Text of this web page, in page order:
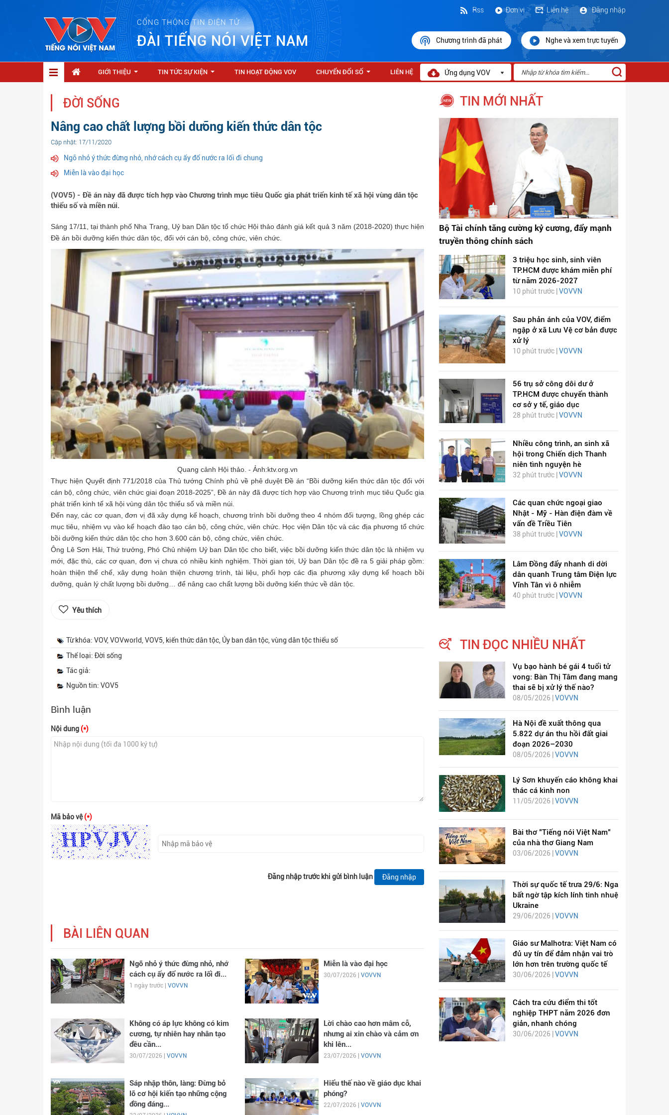
CỔNG THÔNG TIN ĐIỆN TỬ
ĐÀI TIẾNG NÓI VIỆT NAM
Đăng nhập
Liên hệ
Đơn vị
Rss
Chương trình đã phát Nghe và xem trực tuyến
GIỚI THIỆU TIN TỨC SỰ KIỆN TIN HOẠT ĐỘNG VOV CHUYỂN ĐỔI SỐ LIÊN HỆ Ứng dụng VOV
ĐỜI SỐNG
Nâng cao chất lượng bồi dưỡng kiến thức dân tộc
Cập nhật: 17/11/2020
Ngõ nhỏ ý thức đừng nhỏ, nhớ cách cụ ấy đổ nước ra lối đi chung
Miễn là vào đại học
(VOV5) - Đề án này đã được tích hợp vào Chương trình mục tiêu Quốc gia phát triển kinh tế xã hội vùng dân tộc
thiểu số và miền núi.
Sáng 17/11, tại thành phố Nha Trang, Uỷ ban Dân tộc tổ chức Hội thảo đánh giá kết quả 3 năm (2018-2020) thực hiện
Đề án bồi dưỡng kiến thức dân tộc, đối với cán bộ, công chức, viên chức.
Quang cảnh Hội thảo. - Ảnh:ktv.org.vn
Thực hiện Quyết định 771/2018 của Thủ tướng Chính phủ về phê duyệt Đề án “Bồi dưỡng kiến thức dân tộc đối với
cán bộ, công chức, viên chức giai đoạn 2018-2025”, Đề án này đã được tích hợp vào Chương trình mục tiêu Quốc gia
phát triển kinh tế xã hội vùng dân tộc thiểu số và miền núi.
Đến nay, các cơ quan, đơn vị đã xây dựng kế hoạch, chương trình bồi dưỡng theo 4 nhóm đối tượng, lồng ghép các
mục tiêu, nhiệm vụ vào kế hoạch đào tạo cán bộ, công chức, viên chức. Học viện Dân tộc và các địa phương tổ chức
bồi dưỡng kiến thức dân tộc cho hơn 3.600 cán bộ, công chức, viên chức.
Ông Lê Sơn Hải, Thứ trưởng, Phó Chủ nhiệm Uỷ ban Dân tộc cho biết, việc bồi dưỡng kiến thức dân tộc là nhiệm vụ
mới, đặc thù, các cơ quan, đơn vị chưa có nhiều kinh nghiệm. Thời gian tới, Uỷ ban Dân tộc đề ra 5 giải pháp gồm:
hoàn thiện thể chế, xây dựng hoàn thiện chương trình, tài liệu, phối hợp các địa phương xây dựng kế hoạch bồi
dưỡng, quản lý chất lượng bồi dưỡng… để nâng cao chất lượng bồi dưỡng kiến thức về dân tộc.
Yêu thích
Từ khóa: VOV, VOVworld, VOV5, kiến thức dân tộc, Ủy ban dân tộc, vùng dân tộc thiểu số
Thể loại: Đời sống
Tác giả:
Nguồn tin: VOV5
Bình luận
Nội dung (*)
Mã bảo vệ(*)
Đăng nhập trước khi gửi bình luận Đăng nhập
BÀI LIÊN QUAN
Ngõ nhỏ ý thức đừng nhỏ, nhớ
cách cụ ấy đổ nước ra lối đi...
1 ngày trước | VOVVN
Miễn là vào đại học
30/07/2026 | VOVVN
Không có áp lực không có kim
cương, tự nhiên hay nhân tạo
đều cần...
30/07/2026 | VOVVN
Lời chào cao hơn mâm cỗ,
nhưng ai xin chào và cảm ơn
khi lên...
23/07/2026 | VOVVN
Sáp nhập thôn, làng: Đừng bỏ
lỡ cơ hội kiến tạo những cộng
đồng đáng...
Hiểu thế nào về giáo dục khai
phóng?
22/07/2026 | VOVVN
TIN MỚI NHẤT
Bộ Tài chính tăng cường kỷ cương, đẩy mạnh
truyền thông chính sách
3 triệu học sinh, sinh viên
TP.HCM được khám miễn phí
từ năm 2026-2027
10 phút trước | VOVVN
Sau phản ánh của VOV, điểm
ngập ở xã Lưu Vệ cơ bản được
xử lý
10 phút trước |VOVVN
56 trụ sở công dôi dư ở
TP.HCM được chuyển thành
cơ sở y tế, giáo dục
28 phút trước | VOVVN
Nhiều công trình, an sinh xã
hội trong Chiến dịch Thanh
niên tình nguyện hè
32 phút trước | VOVVN
Các quan chức ngoại giao
Nhật - Mỹ - Hàn điện đàm về
vấn đề Triều Tiên
38 phút trước | VOVVN
Lâm Đồng đẩy nhanh di dời
dân quanh Trung tâm Điện lực
Vĩnh Tân vì ô nhiễm
40 phút trước | VOVVN
TIN ĐỌC NHIỀU NHẤT
Vụ bạo hành bé gái 4 tuổi tử
vong: Bàn Thị Tâm đang mang
thai sẽ bị xử lý thế nào?
08/05/2026 | VOVVN
Hà Nội đề xuất thông qua
5.822 dự án thu hồi đất giai
đoạn 2026–2030
08/05/2026 | VOVVN
Lý Sơn khuyến cáo không khai
thác cá kình non
11/05/2026 | VOVVN
Bài thơ "Tiếng nói Việt Nam"
của nhà thơ Giang Nam
03/06/2026 | VOVVN
Thời sự quốc tế trưa 29/6: Nga
bất ngờ tập kích lính tinh nhuệ
Ukraine
29/06/2026 | VOVVN
Giáo sư Malhotra: Việt Nam có
đủ uy tín để đảm nhận vai trò
lớn hơn trên trường quốc tế
30/06/2026 | VOVVN
Cách tra cứu điểm thi tốt
nghiệp THPT năm 2026 đơn
giản, nhanh chóng
30/06/2026 | VOVVN